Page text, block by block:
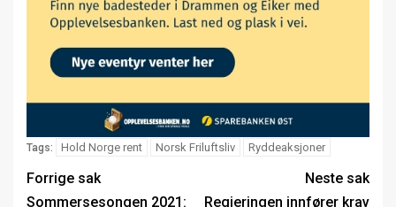
Tags: Hold Norge rent Norsk Friluftsliv Ryddeaksjoner
Forrige sak
Sommersesongen 2021:
Neste sak
Regjeringen innfører krav